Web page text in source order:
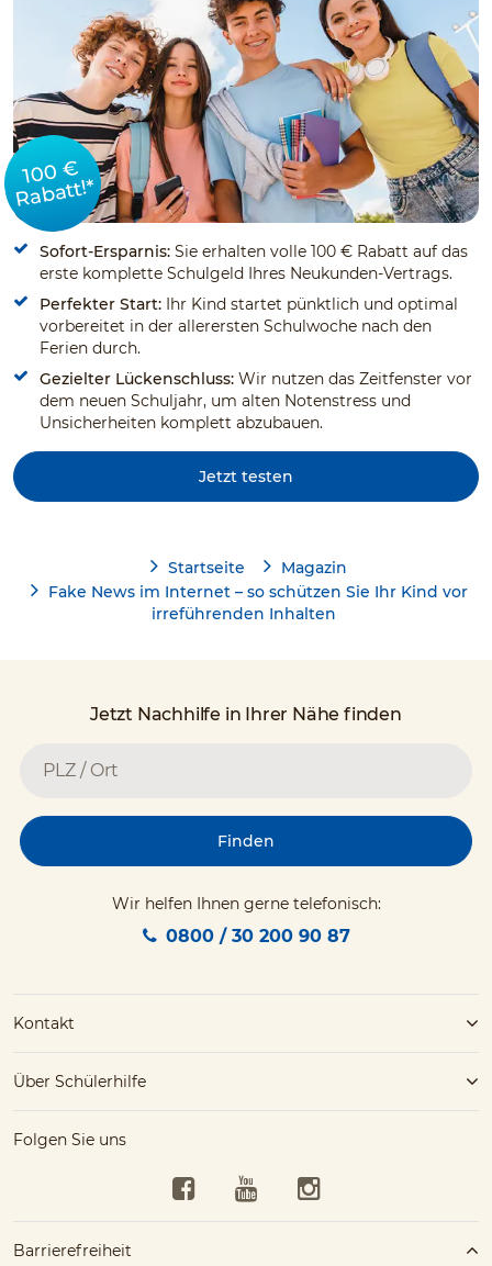
100 €
Rabatt!*
Sofort-Ersparnis: Sie erhalten volle 100 € Rabatt auf das
erste komplette Schulgeld Ihres Neukunden-Vertrags.
Perfekter Start: Ihr Kind startet pünktlich und optimal
vorbereitet in der allerersten Schulwoche nach den
Ferien durch.
Gezielter Lückenschluss: Wir nutzen das Zeitfenster vor
dem neuen Schuljahr, um alten Notenstress und
Unsicherheiten komplett abzubauen.
Jetzt testen
Startseite
Magazin
Fake News im Internet – so schützen Sie Ihr Kind vor
irreführenden Inhalten
Jetzt Nachhilfe in Ihrer Nähe finden
Finden
Wir helfen Ihnen gerne telefonisch:
0800 / 30 200 90 87
Kontakt
Über Schülerhilfe
Folgen Sie uns
FacebookYouTubeInstagram
Barrierefreiheit